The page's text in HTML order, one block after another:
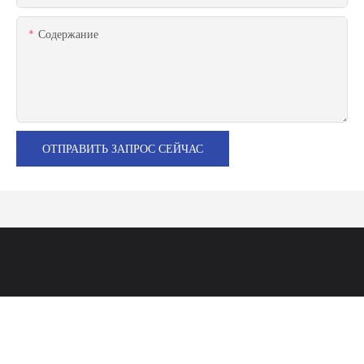
Содержание
ОТПРАВИТЬ ЗАПРОС СЕЙЧАС